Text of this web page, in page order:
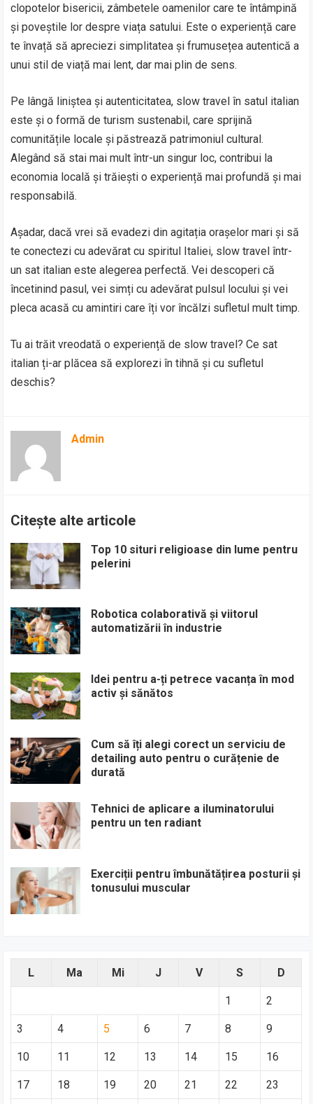
clopotelor bisericii, zâmbetele oamenilor care te întâmpină
și poveștile lor despre viața satului. Este o experiență care
te învață să apreciezi simplitatea și frumusețea autentică a
unui stil de viață mai lent, dar mai plin de sens.
Pe lângă liniștea și autenticitatea, slow travel în satul italian
este și o formă de turism sustenabil, care sprijină
comunitățile locale și păstrează patrimoniul cultural.
Alegând să stai mai mult într-un singur loc, contribui la
economia locală și trăiești o experiență mai profundă și mai
responsabilă.
Așadar, dacă vrei să evadezi din agitația orașelor mari și să
te conectezi cu adevărat cu spiritul Italiei, slow travel într-
un sat italian este alegerea perfectă. Vei descoperi că
încetinind pasul, vei simți cu adevărat pulsul locului și vei
pleca acasă cu amintiri care îți vor încălzi sufletul mult timp.
Tu ai trăit vreodată o experiență de slow travel? Ce sat
italian ți-ar plăcea să explorezi în tihnă și cu sufletul
deschis?
Admin
Citește alte articole
Top 10 situri religioase din lume pentru
pelerini
Robotica colaborativă și viitorul
automatizării în industrie
Idei pentru a-ți petrece vacanța în mod
activ și sănătos
Cum să îți alegi corect un serviciu de
detailing auto pentru o curățenie de
durată
Tehnici de aplicare a iluminatorului
pentru un ten radiant
Exerciții pentru îmbunătățirea posturii și
tonusului muscular
L Ma Mi J V S D
1 2
3 4 5 6 7 8 9
10 11 12 13 14 15 16
17 18 19 20 21 22 23